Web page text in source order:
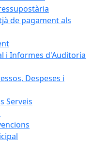
de pagament als
i Informes d'Auditoria
Despeses i
Serveis